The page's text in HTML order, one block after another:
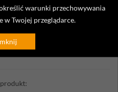
określić warunki przechowywania
w Twojej przeglądarce.
garanek do